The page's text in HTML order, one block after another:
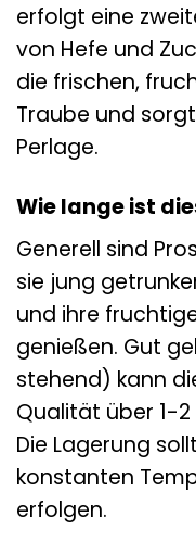
erfolgt eine
von Hefe und
die frischen,
Traube und
Perlage.
Wie lange ist
Generell sind
sie jung
und ihre
genießen. Gut
stehend) kann
Qualität über 1-
Die Lagerung
konstanten
erfolgen.